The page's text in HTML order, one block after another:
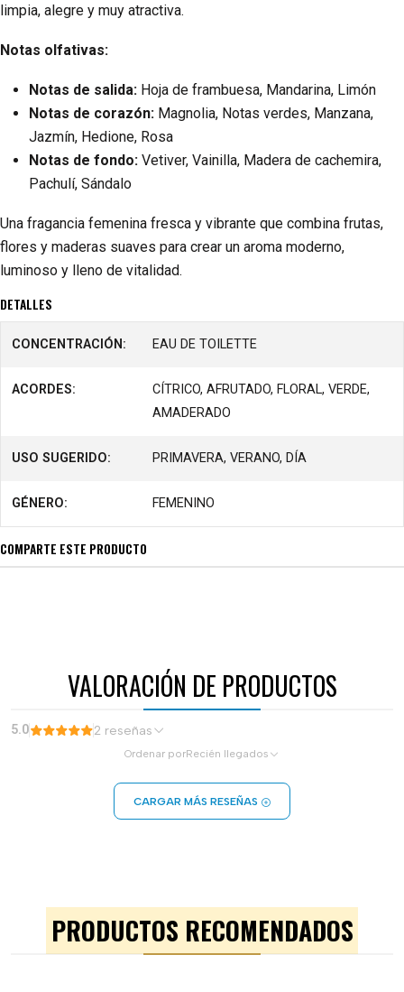
limpia, alegre y muy atractiva.
Notas olfativas:
Notas de salida: Hoja de frambuesa, Mandarina, Limón
Notas de corazón: Magnolia, Notas verdes, Manzana,
Jazmín, Hedione, Rosa
Notas de fondo: Vetiver, Vainilla, Madera de cachemira,
Pachulí, Sándalo
Una fragancia femenina fresca y vibrante que combina frutas,
flores y maderas suaves para crear un aroma moderno,
luminoso y lleno de vitalidad.
DETALLES
CONCENTRACIÓN: EAU DE TOILETTE
ACORDES:
CÍTRICO, AFRUTADO, FLORAL, VERDE,
AMADERADO
USO SUGERIDO: PRIMAVERA, VERANO, DÍA
GÉNERO: FEMENINO
COMPARTE ESTE PRODUCTO
VALORACIÓN DE PRODUCTOS
5.0 2 reseñas
Ordenar porRecién llegados
CARGAR MÁS RESEÑAS
PRODUCTOS RECOMENDADOS